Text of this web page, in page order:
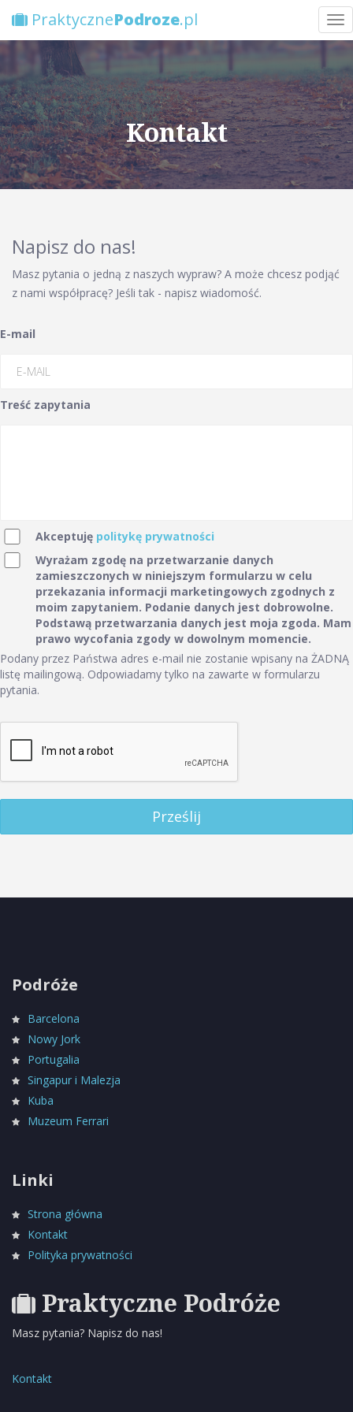
PraktycznePodroze.pl
Kontakt
Napisz do nas!
Masz pytania o jedną z naszych wypraw? A może chcesz podjąć
z nami współpracę? Jeśli tak - napisz wiadomość.
E-mail
Treść zapytania
Akceptuję politykę prywatności
Wyrażam zgodę na przetwarzanie danych
zamieszczonych w niniejszym formularzu w celu
przekazania informacji marketingowych zgodnych z
moim zapytaniem. Podanie danych jest dobrowolne.
Podstawą przetwarzania danych jest moja zgoda. Mam
prawo wycofania zgody w dowolnym momencie.
Podany przez Państwa adres e-mail nie zostanie wpisany na ŻADNĄ
listę mailingową. Odpowiadamy tylko na zawarte w formularzu
pytania.
Prześlij
Podróże
Barcelona
Nowy Jork
Portugalia
Singapur i Malezja
Kuba
Muzeum Ferrari
Linki
Strona główna
Kontakt
Polityka prywatności
Praktyczne Podróże
Masz pytania? Napisz do nas!
Kontakt